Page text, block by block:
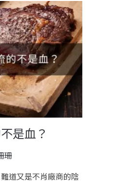
是血？
珊
道又是不肖廠商的陰